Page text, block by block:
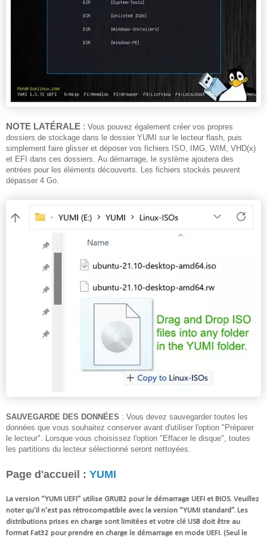
NOTE LATÉRALE : Vous pouvez également créer vos propres
dossiers de stockage dans le dossier YUMI sur le lecteur flash, puis
simplement faire glisser et déposer vos fichiers ISO, IMG, WIM, VHD(x)
et EFI dans ces dossiers. Au démarrage, le système ajoutera des
entrées pour les éléments découverts. Les fichiers stockés peuvent
dépasser 4 Go.
SAUVEGARDE DES DONNÉES : Vous devez sauvegarder toutes les
données que vous souhaitez conserver avant d'utiliser l'option "Préparer
le lecteur". Lorsque vous choisissez l'option "Effacer le disque", toutes
les partitions du lecteur sélectionné seront nettoyées.
Page d'accueil : YUMI
La version “YUMI UEFI” utilise GRUB2 pour le démarrage UEFI et BIOS. Veuillez
noter qu'il n'est pas rétrocompatible avec la version “YUMI standard”. Les
distributions prises en charge sont limitées et votre clé USB doit être au
format Fat32 pour prendre en charge le démarrage en mode UEFI. (Seul le